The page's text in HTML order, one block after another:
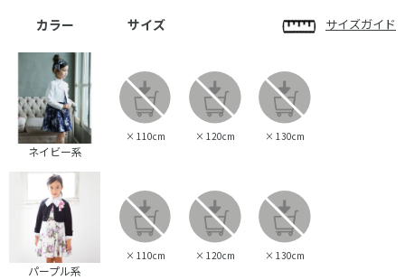
カラー サイズ サイズガイド
ネイビー系
× 110cm × 120cm × 130cm
パープル系
× 110cm × 120cm × 130cm